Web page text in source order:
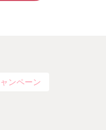
ンペーン